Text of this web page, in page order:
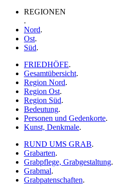
REGIONEN
.
Nord.
Ost.
Süd.
FRIEDHÖFE.
Gesamtübersicht.
Region Nord.
Region Ost.
Region Süd.
Bedeutung.
Personen und Gedenkorte.
Kunst, Denkmale.
RUND UMS GRAB.
Grabarten.
Grabpflege, Grabgestaltung.
Grabmal.
Grabpatenschaften.